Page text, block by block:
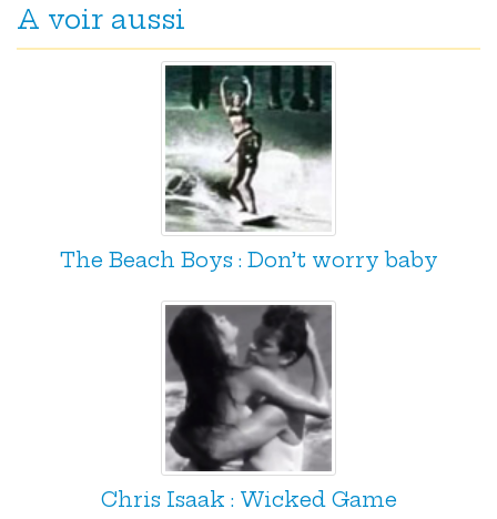
A voir aussi
The Beach Boys : Don’t worry baby
Chris Isaak : Wicked Game